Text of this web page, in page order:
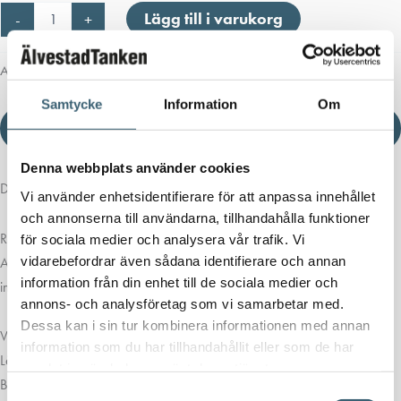
Samtycke Information Om
Denna webbplats använder cookies
Vi använder enhetsidentifierare för att anpassa innehållet
och annonserna till användarna, tillhandahålla funktioner
för sociala medier och analysera vår trafik. Vi
vidarebefordrar även sådana identifierare och annan
information från din enhet till de sociala medier och
annons- och analysföretag som vi samarbetar med.
Dessa kan i sin tur kombinera informationen med annan
information som du har tillhandahållit eller som de har
-
behållare
liter
mängd
+ Lägg till i varukorg
Artikelnr:20181 Kategori:
Ladda ner produktblad
Detaljerad beskrivning
Rektangulär behållare 160 liter. Passar i utrymmen med mindre behov.
Använd dem i husbil, husvagn, båt, servicefordon eller andra mindre
installationer.
Volym: 160L
Längd: 700 mm
Bredd: 970 mm